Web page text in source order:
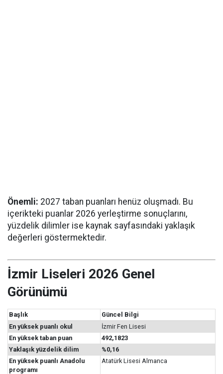
Önemli: 2027 taban puanları henüz oluşmadı. Bu
içerikteki puanlar 2026 yerleştirme sonuçlarını,
yüzdelik dilimler ise kaynak sayfasındaki yaklaşık
değerleri göstermektedir.
İzmir Liseleri 2026 Genel
Görünümü
Başlık
Güncel Bilgi
En yüksek puanlı okul
İzmir Fen Lisesi
En yüksek taban puan
492,1823
Yaklaşık yüzdelik dilim
%0,16
En yüksek puanlı Anadolu
programı
Atatürk Lisesi Almanca